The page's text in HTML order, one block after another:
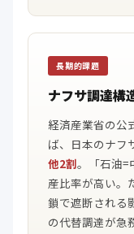
長期的課題
ナフサ調達構
経済産業省の公
ば、日本のナフ
他2割。「石油=
産比率が高い。
鎖で遮断される
の代替調達が急